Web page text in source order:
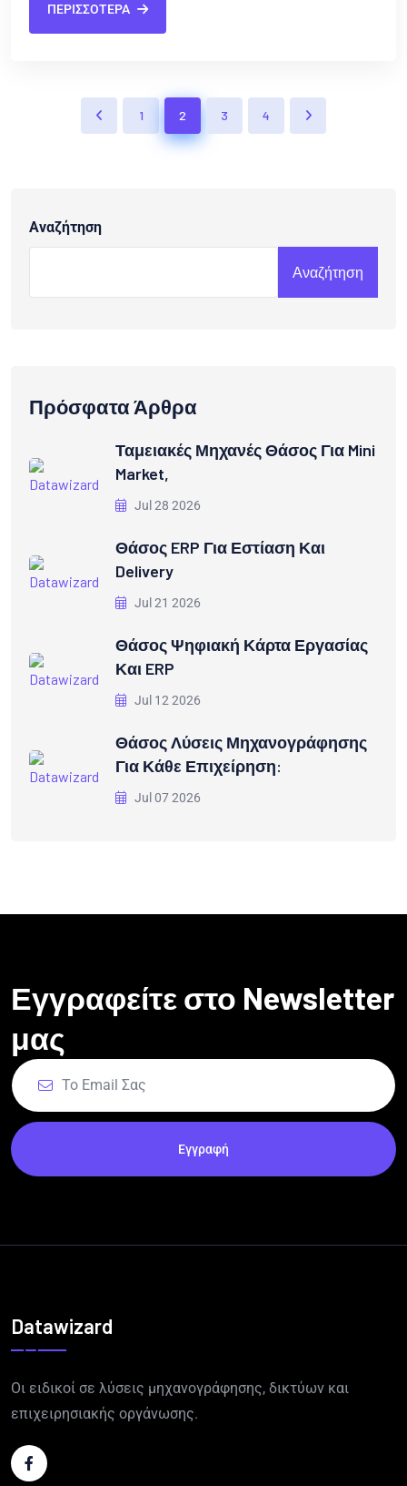
ΠΕΡΙΣΣΟΤΕΡΑ
1 2 3 4
Αναζήτηση
Αναζήτηση
Πρόσφατα Άρθρα
Ταμειακές Μηχανές Θάσος Για Mini
Market,
Jul 28 2026
Θάσος ERP Για Εστίαση Και
Delivery
Jul 21 2026
Θάσος Ψηφιακή Κάρτα Εργασίας
Και ERP
Jul 12 2026
Θάσος Λύσεις Μηχανογράφησης
Για Κάθε Επιχείρηση:
Jul 07 2026
Εγγραφείτε στο Newsletter
μας
Εγγραφή
Datawizard
Οι ειδικοί σε λύσεις μηχανογράφησης, δικτύων και
επιχειρησιακής οργάνωσης.